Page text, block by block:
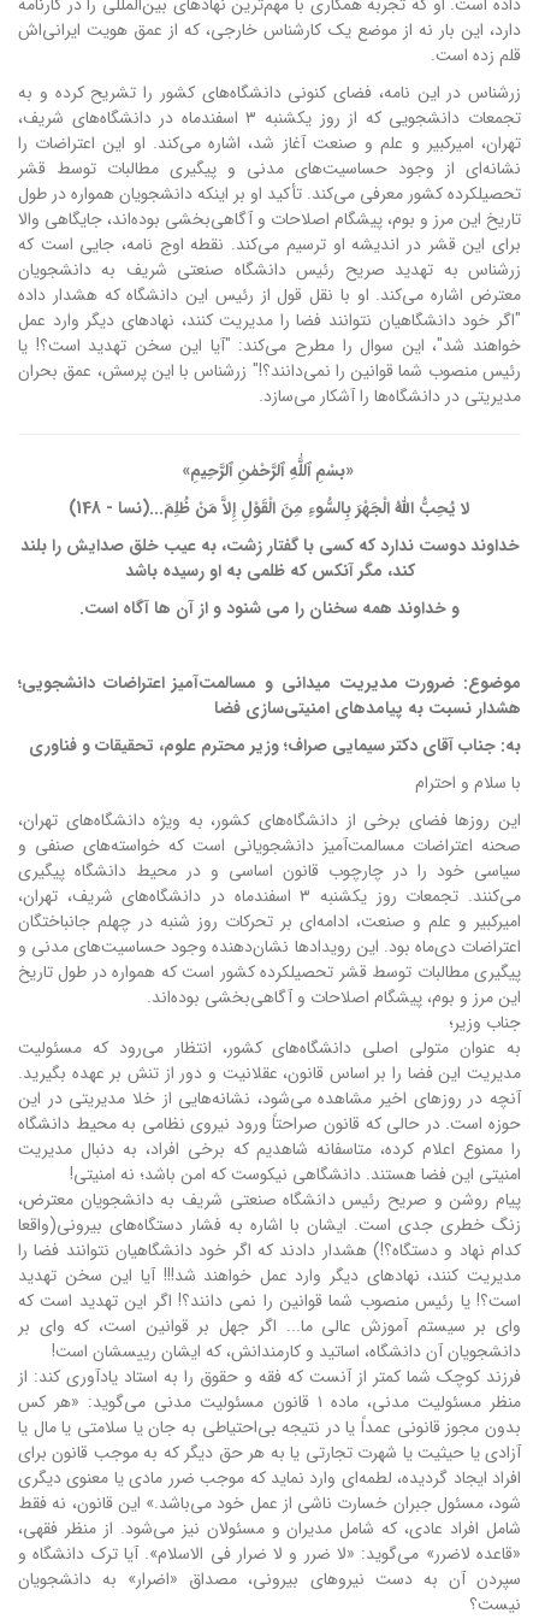
دارد، این بار نه از موضع یک کارشناس خارجی، که از عمق هویت ایرانی‌اش
قلم زده است.
زرشناس در این نامه، فضای کنونی دانشگاه‌های کشور را تشریح کرده و به
تجمعات دانشجویی که از روز یکشنبه ۳ اسفندماه در دانشگاه‌های شریف،
تهران، امیرکبیر و علم و صنعت آغاز شد، اشاره می‌کند. او این اعتراضات را
نشانه‌ای از وجود حساسیت‌های مدنی و پیگیری مطالبات توسط قشر
تحصیلکرده کشور معرفی می‌کند. تأکید او بر اینکه دانشجویان همواره در طول
تاریخ این مرز و بوم، پیشگام اصلاحات و آگاهی‌بخشی بوده‌اند، جایگاهی والا
برای این قشر در اندیشه او ترسیم می‌کند. نقطه اوج نامه، جایی است که
زرشناس به تهدید صریح رئیس دانشگاه صنعتی شریف به دانشجویان
معترض اشاره می‌کند. او با نقل قول از رئیس این دانشگاه که هشدار داده
"اگر خود دانشگاهیان نتوانند فضا را مدیریت کنند، نهادهای دیگر وارد عمل
خواهند شد"، این سوال را مطرح می‌کند: "آیا این سخن تهدید است؟! یا
رئیس منصوب شما قوانین را نمی‌دانند؟!" زرشناس با این پرسش، عمق بحران
مدیریتی در دانشگاه‌ها را آشکار می‌سازد.
«بسْمِ ٱللَّٰهِ ٱلرَّحْمٰنِ ٱلرَّحِیمِ»
لا یُحِبُّ اللَّهُ الْجَهْرَ بِالسُّوءِ مِنَ الْقَوْلِ إِلاَّ مَنْ ظُلِمَ...(نسا - 148)
خداوند دوست ندارد که کسی با گفتار زشت، به عیب خلق صدایش را بلند
کند، مگر آنکس که ظلمی به او رسیده باشد
و خداوند همه سخنان را مى شنود و از آن ها آگاه است.
موضوع: ضرورت مدیریت میدانی و مسالمت‌آمیز اعتراضات دانشجویی؛
هشدار نسبت به پیامدهای امنیتی‌سازی فضا
به: جناب آقای دکتر سیمایی صراف؛وزیر محترم علوم، تحقیقات و فناوری
با سلام و احترام
این روزها فضای برخی از دانشگاه‌های کشور، به ویژه دانشگاه‌های تهران،
صحنه اعتراضات مسالمت‌آمیز دانشجویانی است که خواسته‌های صنفی و
سیاسی خود را در چارچوب قانون اساسی و در محیط دانشگاه پیگیری
می‌کنند. تجمعات روز یکشنبه ۳ اسفندماه در دانشگاه‌های شریف، تهران،
امیرکبیر و علم و صنعت، ادامه‌ای بر تحرکات روز شنبه در چهلم جانباختگان
اعتراضات دی‌ماه بود. این رویدادها نشان‌دهنده وجود حساسیت‌های مدنی و
پیگیری مطالبات توسط قشر تحصیلکرده کشور است که همواره در طول تاریخ
این مرز و بوم، پیشگام اصلاحات و آگاهی‌بخشی بوده‌اند.
جناب وزیر؛
به عنوان متولی اصلی دانشگاه‌های کشور، انتظار می‌رود که مسئولیت
مدیریت این فضا را بر اساس قانون، عقلانیت و دور از تنش بر عهده بگیرید.
آنچه در روزهای اخیر مشاهده می‌شود، نشانه‌هایی از خلا مدیریتی در این
حوزه است. در حالی که قانون صراحتاً ورود نیروی نظامی به محیط دانشگاه
را ممنوع اعلام کرده، متاسفانه شاهدیم که برخی افراد، به دنبال مدیریت
امنیتی این فضا هستند. دانشگاهی نیکوست که امن باشد؛ نه امنیتی!
پیام روشن و صریح رئیس دانشگاه صنعتی شریف به دانشجویان معترض،
زنگ خطری جدی است. ایشان با اشاره به فشار دستگاه‌های بیرونی(واقعا
کدام نهاد و دستگاه؟!) هشدار دادند که اگر خود دانشگاهیان نتوانند فضا را
مدیریت کنند، نهادهای دیگر وارد عمل خواهند شد!!! آیا این سخن تهدید
است؟! یا رئیس منصوب شما قوانین را نمی دانند؟! اگر این تهدید است که
وای بر سیستم آموزش عالی ما... اگر جهل بر قوانین است، که وای بر
دانشجویان آن دانشگاه، اساتید و کارمندانش، که ایشان رییسشان است!
فرزند کوچک شما کمتر از آنست که فقه و حقوق را به استاد یادآوری کند: از
منظر مسئولیت مدنی، ماده ۱ قانون مسئولیت مدنی می‌گوید: «هر کس
بدون مجوز قانونی عمداً یا در نتیجه بی‌احتیاطی به جان یا سلامتی یا مال یا
آزادی یا حیثیت یا شهرت تجارتی یا به هر حق دیگر که به موجب قانون برای
افراد ایجاد گردیده، لطمه‌ای وارد نماید که موجب ضرر مادی یا معنوی دیگری
شود، مسئول جبران خسارت ناشی از عمل خود می‌باشد.» این قانون، نه فقط
شامل افراد عادی، که شامل مدیران و مسئولان نیز می‌شود. از منظر فقهی،
«قاعده لاضرر» می‌گوید: «لا ضرر و لا ضرار فی الاسلام». آیا ترک دانشگاه و
سپردن آن به دست نیروهای بیرونی، مصداق «اضرار» به دانشجویان
نیست؟